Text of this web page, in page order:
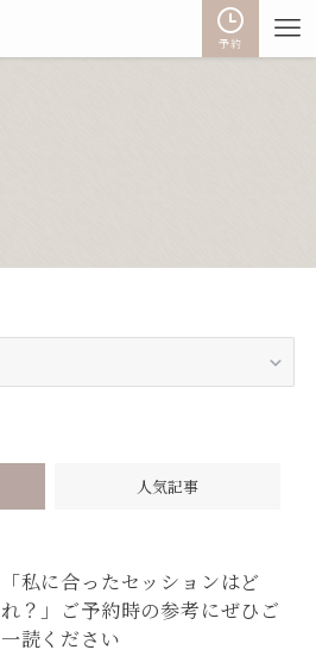
予約
人気記事
「私に合ったセッションはど
れ？」ご予約時の参考にぜひご
一読ください